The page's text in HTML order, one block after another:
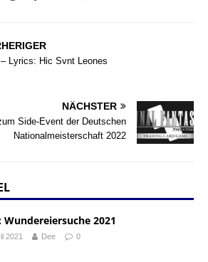
Lyrics: Hic Svnt Leones
NÄCHSTER
Side-Event der Deutschen
Nationalmeisterschaft 2022
Wundereiersuche 2021
2021 Dee 0